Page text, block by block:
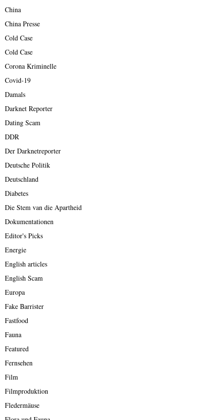
China
China Presse
Cold Case
Cold Case
Corona Kriminelle
Covid-19
Damals
Darknet Reporter
Dating Scam
DDR
Der Darknetreporter
Deutsche Politik
Deutschland
Diabetes
Die Stem van die Apartheid
Dokumentationen
Editor's Picks
Energie
English articles
English Scam
Europa
Fake Barrister
Fastfood
Fauna
Featured
Fernsehen
Film
Filmproduktion
Fledermäuse